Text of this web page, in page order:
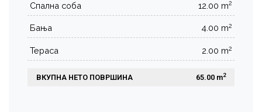
Спална соба 12.00 m2
Бања 4.00 m2
Тераса 2.00 m2
ВКУПНА НЕТО ПОВРШИНА 65.00 m2